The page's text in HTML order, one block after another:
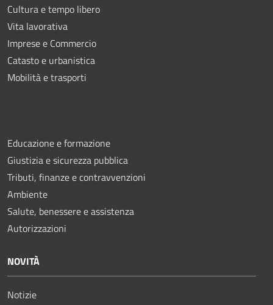
Cultura e tempo libero
Vita lavorativa
Imprese e Commercio
Catasto e urbanistica
Mobilità e trasporti
Educazione e formazione
Giustizia e sicurezza pubblica
Tributi, finanze e contravvenzioni
Ambiente
Salute, benessere e assistenza
Autorizzazioni
NOVITÀ
Notizie